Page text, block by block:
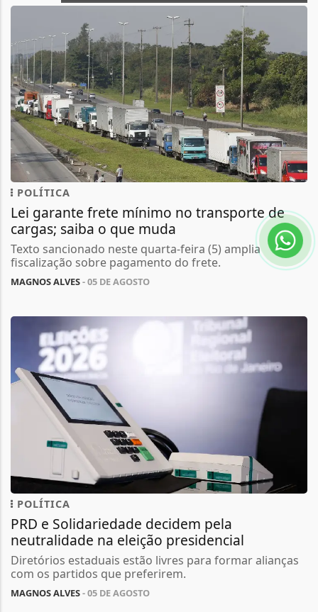
POLÍTICA
Lei garante frete mínimo no transporte de
cargas; saiba o que muda
Texto sancionado neste quarta-feira (5) amplia
fiscalização sobre pagamento do frete.
MAGNOS ALVES- 05 DE AGOSTO
POLÍTICA
PRD e Solidariedade decidem pela
neutralidade na eleição presidencial
Diretórios estaduais estão livres para formar alianças
com os partidos que preferirem.
MAGNOS ALVES- 05 DE AGOSTO